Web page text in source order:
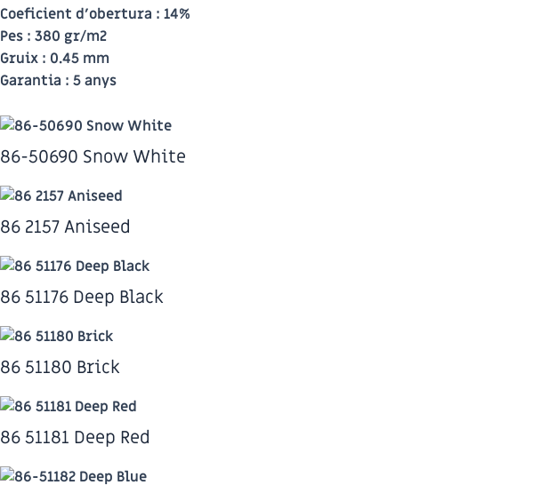
Coeficient d’obertura : 14%
Pes : 380 gr/m2
Gruix : 0.45 mm
Garantia : 5 anys
86-50690 Snow White
86 2157 Aniseed
86 51176 Deep Black
86 51180 Brick
86 51181 Deep Red